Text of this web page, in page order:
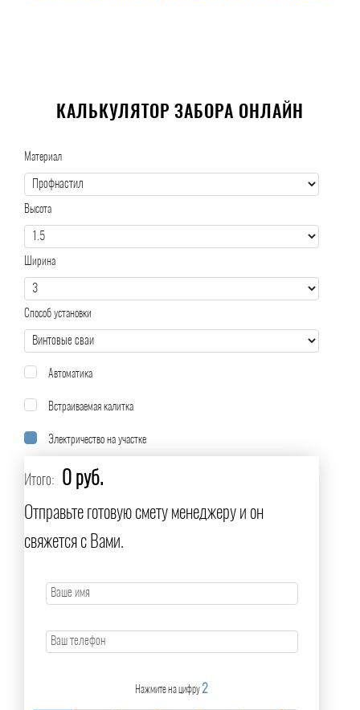
КАЛЬКУЛЯТОР ЗАБОРА ОНЛАЙН
Материал
Высота
Ширина
Способ установки
Автоматика
Встраиваемая калитка
Электричество на участке
Итого: 0 руб.
Отправьте готовую смету менеджеру и он
свяжется с Вами.
Нажмите на цифру 2